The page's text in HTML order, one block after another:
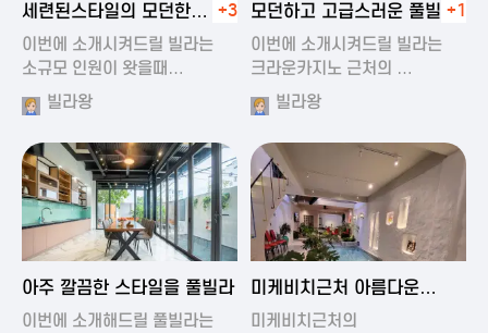
세련된스타일의 모던한
풀빌라
+3
이번에 소개시켜드릴 빌라는
소규모 인원이 왓을때…
빌라왕
모던하고 고급스러운 풀빌라+1
이번에 소개시켜드릴 빌라는
크라운카지노 근처의 …
빌라왕
2024-11-19 01:01
아주 깔끔한 스타일을 풀빌라
이번에 소개해드릴 풀빌라는
2024-11-16 15:32
미케비치근처 아름다운
풀빌라
미케비치근처의